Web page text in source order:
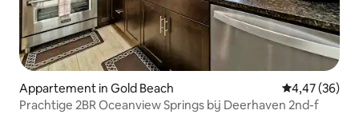
Appartement in Gold Beach Gemiddelde
4,47 (36)
Prachtige 2BR Oceanview Springs bij Deerhaven 2nd-f